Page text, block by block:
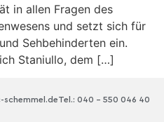
in allen Fragen des
und setzt sich für
Sehbehinderten ein.
Staniullo, dem […]
Tel.: 040 – 550 046 40
schemmel.de